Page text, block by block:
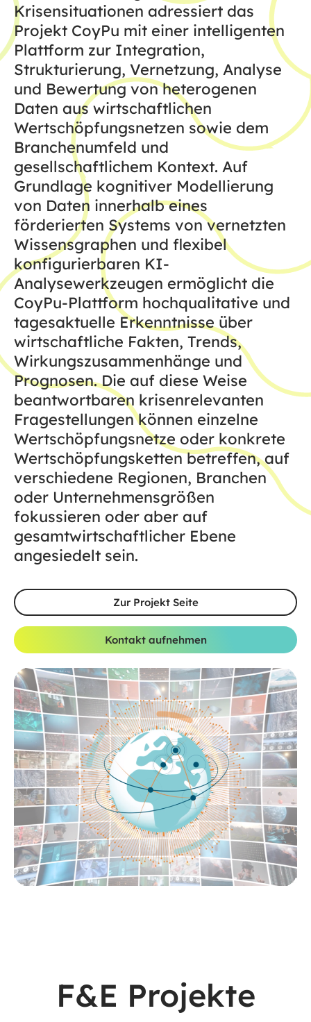
Krisensituationen adressiert das
Projekt CoyPu mit einer intelligenten
Plattform zur Integration,
Strukturierung, Vernetzung, Analyse
und Bewertung von heterogenen
Daten aus wirtschaftlichen
Wertschöpfungsnetzen sowie dem
Branchenumfeld und
gesellschaftlichem Kontext. Auf
Grundlage kognitiver Modellierung
von Daten innerhalb eines
förderierten Systems von vernetzten
Wissensgraphen und flexibel
konfigurierbaren KI-
Analysewerkzeugen ermöglicht die
CoyPu-Plattform hochqualitative und
tagesaktuelle Erkenntnisse über
wirtschaftliche Fakten, Trends,
Wirkungszusammenhänge und
Prognosen. Die auf diese Weise
beantwortbaren krisenrelevanten
Fragestellungen können einzelne
Wertschöpfungsnetze oder konkrete
Wertschöpfungsketten betreffen, auf
verschiedene Regionen, Branchen
oder Unternehmensgrößen
fokussieren oder aber auf
gesamtwirtschaftlicher Ebene
angesiedelt sein.
Zur Projekt Seite
Kontakt aufnehmen
F&E Projekte